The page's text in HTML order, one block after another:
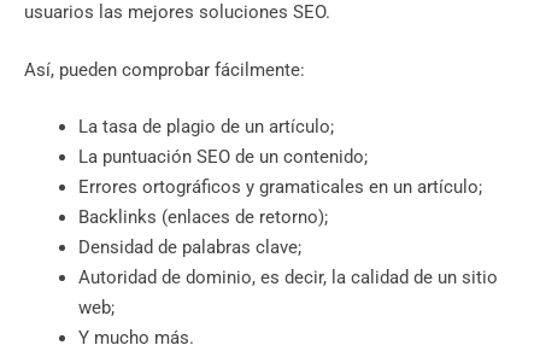
usuarios las mejores soluciones SEO.
Así, pueden comprobar fácilmente:
La tasa de plagio de un artículo;
La puntuación SEO de un contenido;
Errores ortográficos y gramaticales en un artículo;
Backlinks (enlaces de retorno);
Densidad de palabras clave;
Autoridad de dominio, es decir, la calidad de un sitio
web;
Y mucho más.